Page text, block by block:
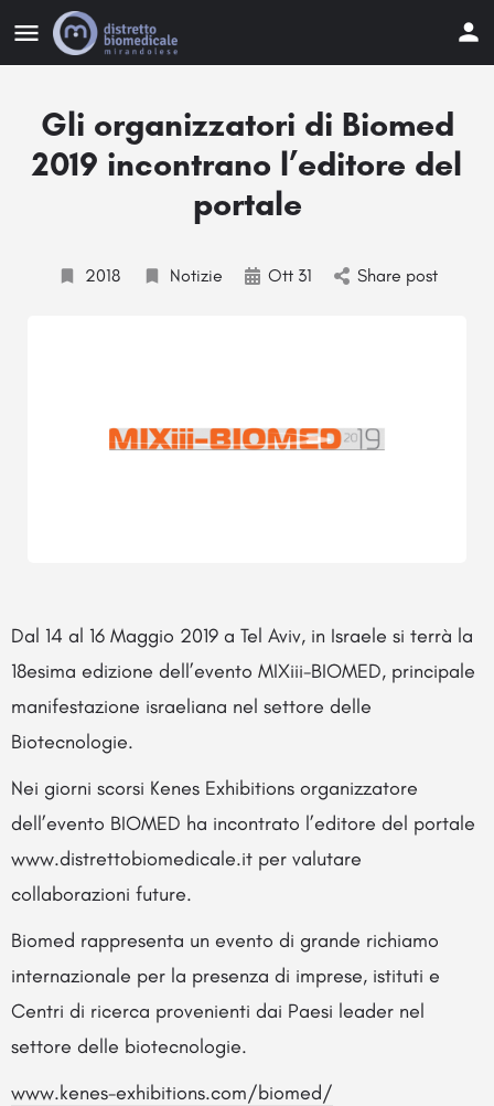
Gli organizzatori di Biomed
2019 incontrano l’editore del
portale
2018 Notizie Ott 31 Share post
Dal 14 al 16 Maggio 2019 a Tel Aviv, in Israele si terrà la
18esima edizione dell’evento MIXiii-BIOMED, principale
manifestazione israeliana nel settore delle
Biotecnologie.
Nei giorni scorsi Kenes Exhibitions organizzatore
dell’evento BIOMED ha incontrato l’editore del portale
www.distrettobiomedicale.it per valutare
collaborazioni future.
Biomed rappresenta un evento di grande richiamo
internazionale per la presenza di imprese, istituti e
Centri di ricerca provenienti dai Paesi leader nel
settore delle biotecnologie.
www.kenes-exhibitions.com/biomed/